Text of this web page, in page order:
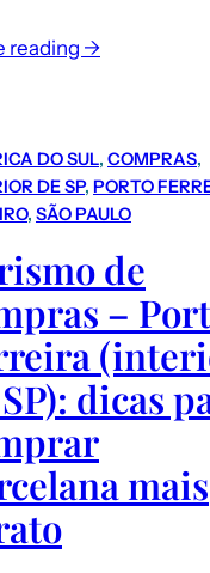
reading →
DO SUL, COMPRAS
DE SP, PORTO
, SÃO PAULO
de
–
dicas
mais